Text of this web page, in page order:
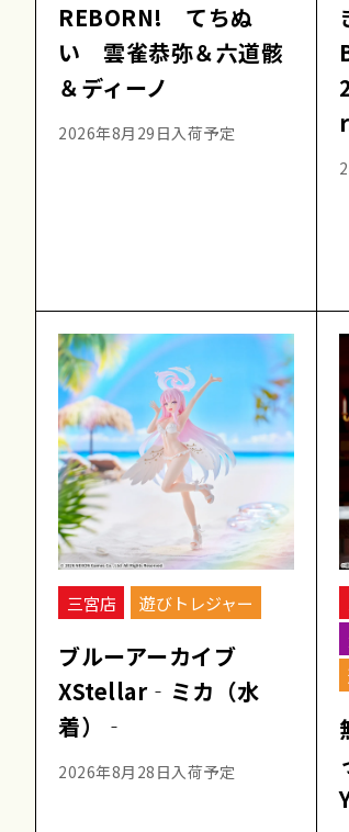
REBORN! てちぬ
い 雲雀恭弥＆六道骸
＆ディーノ
2026年8月29日入荷予定
三宮店 遊びトレジャー
ブルーアーカイブ
XStellar‐ミカ（水
着）‐
2026年8月28日入荷予定